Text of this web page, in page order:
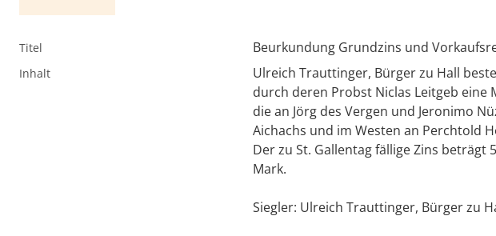
Titel Beurkundung Grundzins und
Inhalt
Ulreich Trauttinger, Bürger zu Hall
durch deren Probst Niclas Leitgeb eine
die an Jörg des Vergen und Jeronimo
Aichachs und im Westen an Perchtold
Der zu St. Gallentag fällige Zins
Mark.
Siegler: Ulreich Trauttinger, Bürger zu